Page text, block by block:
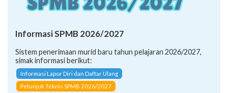
Informasi SPMB 2026/2027
Sistem penerimaan murid baru tahun pelajaran 2026/2027,
simak informasi berikut:
Informasi Lapor Diri dan Daftar Ulang
Petunjuk Teknis SPMB 2026/2027